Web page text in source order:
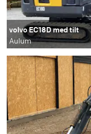
volvo EC18D med tilt
Aulum